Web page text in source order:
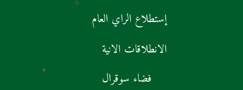
إستطلاع الراي العام
الانطلاقات الانية
فضاء سوقرال